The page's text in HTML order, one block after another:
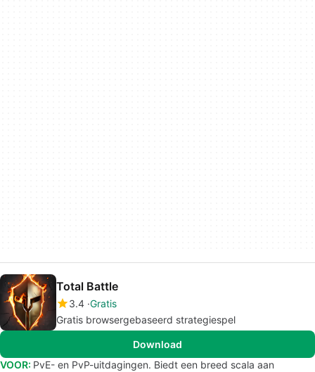
Total Battle
3.4 Gratis
Gratis browsergebaseerd strategiespel
Download
VOOR: PvE- en PvP-uitdagingen. Biedt een breed scala aan